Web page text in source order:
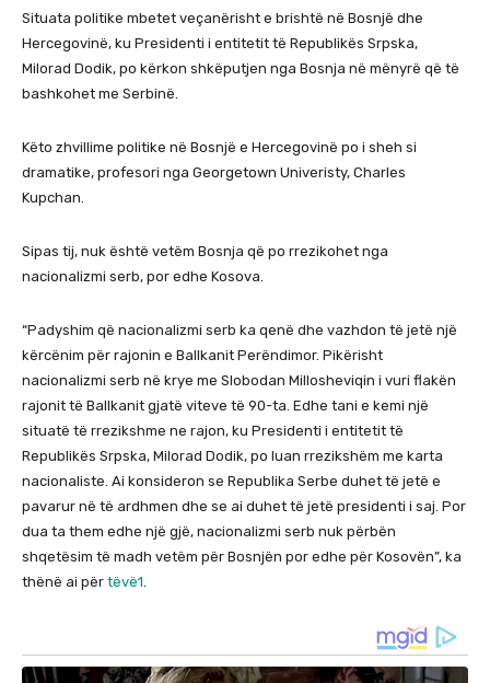
Situata politike mbetet veçanërisht e brishtë në Bosnjë dhe
Hercegovinë, ku Presidenti i entitetit të Republikës Srpska,
Milorad Dodik, po kërkon shkëputjen nga Bosnja në mënyrë që të
bashkohet me Serbinë.
Këto zhvillime politike në Bosnjë e Hercegovinë po i sheh si
dramatike, profesori nga Georgetown Univeristy, Charles
Kupchan.
Sipas tij, nuk është vetëm Bosnja që po rrezikohet nga
nacionalizmi serb, por edhe Kosova.
“Padyshim që nacionalizmi serb ka qenë dhe vazhdon të jetë një
kërcënim për rajonin e Ballkanit Perëndimor. Pikërisht
nacionalizmi serb në krye me Slobodan Millosheviqin i vuri flakën
rajonit të Ballkanit gjatë viteve të 90-ta. Edhe tani e kemi një
situatë të rrezikshme ne rajon, ku Presidenti i entitetit të
Republikës Srpska, Milorad Dodik, po luan rrezikshëm me karta
nacionaliste. Ai konsideron se Republika Serbe duhet të jetë e
pavarur në të ardhmen dhe se ai duhet të jetë presidenti i saj. Por
dua ta them edhe një gjë, nacionalizmi serb nuk përbën
shqetësim të madh vetëm për Bosnjën por edhe për Kosovën”, ka
thënë ai për tëvë1.